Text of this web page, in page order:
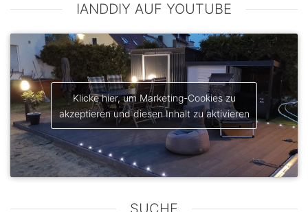
IANDDIY AUF YOUTUBE
Klicke hier, um Marketing-Cookies zu
akzeptieren und diesen Inhalt zu aktivieren
SUCHE